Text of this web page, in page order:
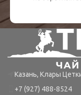
Казань, Клары
+7 (927) 488-8524